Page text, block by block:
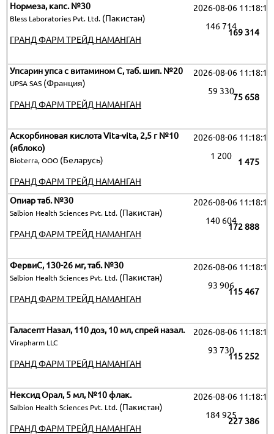
Нормеза, капс. №30
Bless Laboratories Pvt. Ltd. (Пакистан)
2026-08-06 11:18:19
169 314
146 714
ГРАНД ФАРМ ТРЕЙД НАМАНГАН
Упсарин упса с витамином С, таб. шип. №20
UPSA SAS (Франция)
2026-08-06 11:18:19
75 658
59 330
ГРАНД ФАРМ ТРЕЙД НАМАНГАН
Аскорбиновая кислота Vita-vita, 2,5 г №10
(яблоко)
Bioterra, OOO (Беларусь)
2026-08-06 11:18:19
1 475
1 200
ГРАНД ФАРМ ТРЕЙД НАМАНГАН
Опиар таб. №30
Salbion Health Sciences Pvt. Ltd. (Пакистан)
2026-08-06 11:18:19
172 888
140 604
ГРАНД ФАРМ ТРЕЙД НАМАНГАН
ФервиС, 130-26 мг, таб. №30
Salbion Health Sciences Pvt. Ltd. (Пакистан)
2026-08-06 11:18:19
115 467
93 906
ГРАНД ФАРМ ТРЕЙД НАМАНГАН
Галасепт Назал, 110 доз, 10 мл, спрей назал.
Virapharm LLC
2026-08-06 11:18:19
115 252
93 730
ГРАНД ФАРМ ТРЕЙД НАМАНГАН
Нексид Орал, 5 мл, №10 флак.
Salbion Health Sciences Pvt. Ltd. (Пакистан)
2026-08-06 11:18:19
227 386
184 925
ГРАНД ФАРМ ТРЕЙД НАМАНГАН